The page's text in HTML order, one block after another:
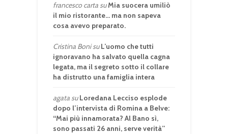
francesco cartasuMia suocera umiliò
il mio ristorante… ma non sapeva
cosa avevo preparato.
Cristina BonisuL’uomo che tutti
ignoravano ha salvato quella cagna
legata, ma il segreto sotto il collare
ha distrutto una famiglia intera
agatasuLoredana Lecciso esplode
dopo l’intervista di Romina a Belve:
“Mai più innamorata? Al Bano sì,
sono passati 26 anni, serve verità”